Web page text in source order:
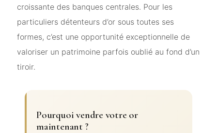
croissante des banques centrales. Pour les
particuliers détenteurs d’or sous toutes ses
formes, c’est une opportunité exceptionnelle de
valoriser un patrimoine parfois oublié au fond d’un
tiroir.
Pourquoi vendre votre or
maintenant ?